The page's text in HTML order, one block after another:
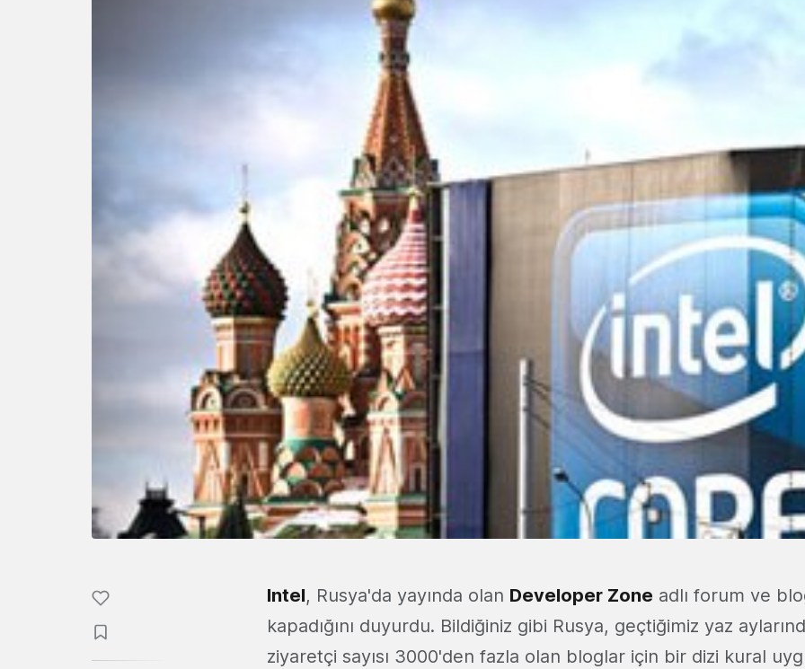
Intel, Rusya'da yayında olan Developer Zone adlı forum ve
kapadığını duyurdu. Bildiğiniz gibi Rusya, geçtiğimiz yaz
ziyaretçi sayısı 3000'den fazla olan bloglar için bir dizi kural